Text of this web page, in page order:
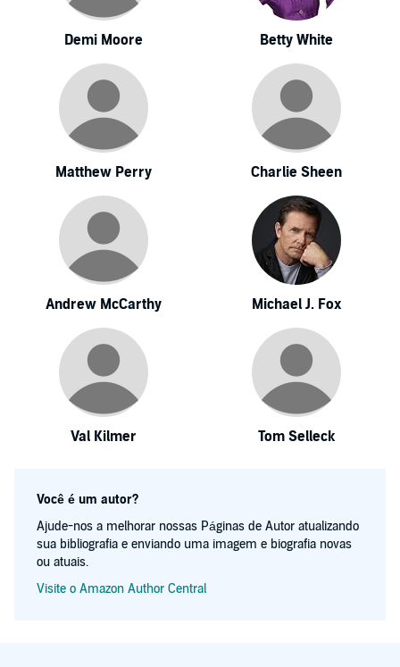
Demi Moore Betty White
Matthew Perry Charlie Sheen
Andrew McCarthy Michael J. Fox
Val Kilmer Tom Selleck
Você é um autor?
Ajude-nos a melhorar nossas Páginas de Autor atualizando
sua bibliografia e enviando uma imagem e biografia novas
ou atuais.
Visite o Amazon Author Central